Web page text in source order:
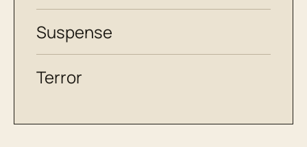
Suspense
Terror